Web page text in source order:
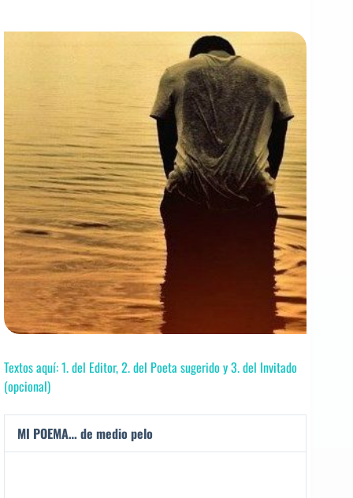
Textos aquí: 1. del Editor, 2. del Poeta sugerido y 3. del Invitado
(opcional)
MI POEMA… de medio pelo